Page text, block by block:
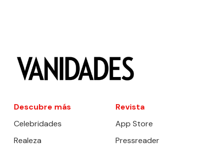
Descubre más
Celebridades
Realeza
Revista
App Store
Pressreader